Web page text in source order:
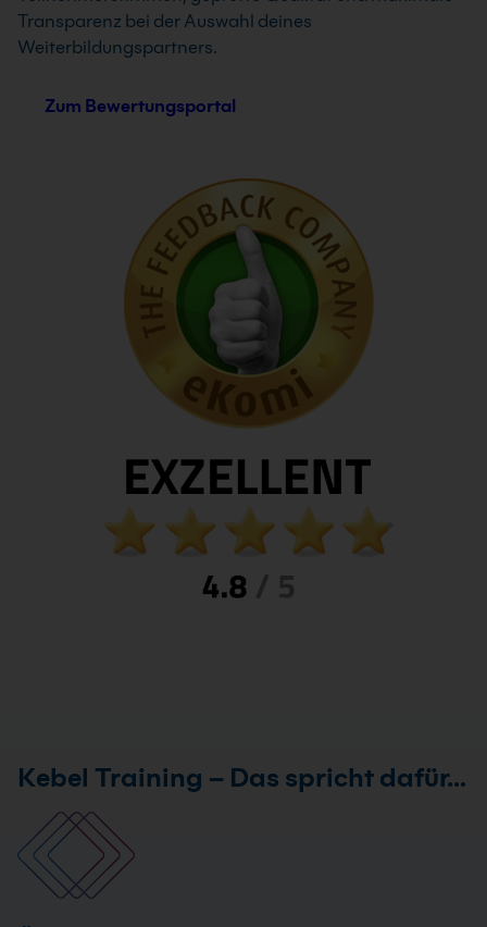
Transparenz bei der Auswahl deines
Weiterbildungspartners.
Zum Bewertungsportal
Kebel Training – Das spricht dafür…